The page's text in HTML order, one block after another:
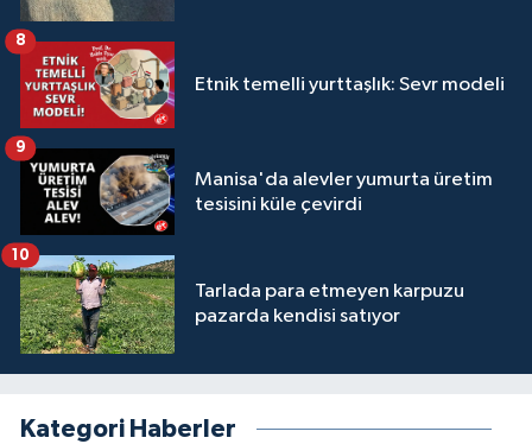
Etnik temelli yurttaşlık: Sevr modeli
8
Manisa'da alevler yumurta üretim
tesisini küle çevirdi
9
Tarlada para etmeyen karpuzu
pazarda kendisi satıyor
10
Kategori Haberler